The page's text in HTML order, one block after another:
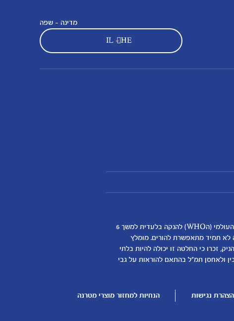
מדינה - שפה
IL - HE
וגדילת התינוק
אנחנו מאמינים שהנקה היא ההתחלה התזונתית הטובה ביותר לתינוקות ותומכים באופן מלא בהמלצת ארגון הבריאות העולמי (הWHO) להנקה בלעדית למשך 6
לא תמיד מתאפשרת להורים. מומלץ
זכרו כי החלטה זו יכולה להיות בלתי
ולאחסן תמ"ל בהתאם להוראות על גבי
הצהרת נגישות הנחיות למחזור מוצרי מטרנה